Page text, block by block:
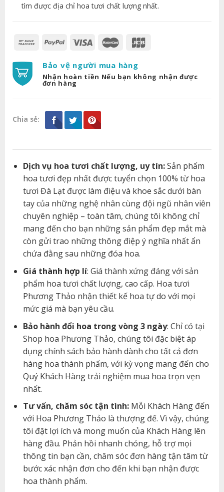
tìm được địa chỉ hoa tươi chất lượng nhất.
Bảo vệ người mua hàng
Nhận hoàn tiền Nếu bạn không nhận được
đơn hàng
Chia sẻ:
Dịch vụ hoa tươi chất lượng, uy tín:Sản phẩm
hoa tươi đẹp nhất được tuyển chọn 100% từ hoa
tươi Đà Lạt được làm điệu và khoe sắc dưới bàn
tay của những nghệ nhân cùng đội ngũ nhân viên
chuyên nghiệp – toàn tâm, chúng tôi không chỉ
mang đến cho bạn những sản phẩm đẹp mắt mà
còn gửi trao những thông điệp ý nghĩa nhất ẩn
chứa đằng sau những đóa hoa.
Giá thành hợp lí: Giá thành xứng đáng với sản
phẩm hoa tươi chất lượng, cao cấp. Hoa tươi
Phương Thảo nhận thiết kế hoa tự do với mọi
mức giá mà bạn yêu cầu.
Bảo hành đổi hoa trong vòng 3 ngày: Chỉ có tại
Shop hoa Phương Thảo, chúng tôi đặc biệt áp
dụng chính sách bảo hành dành cho tất cả đơn
hàng hoa thành phẩm, với kỳ vọng mang đến cho
Quý Khách Hàng trải nghiệm mua hoa trọn vẹn
nhất.
Tư vấn, chăm sóc tận tình:Mỗi Khách Hàng đến
với Hoa Phương Thảo là thượng đế. Vì vậy, chúng
tôi đặt lợi ích và mong muốn của Khách Hàng lên
hàng đầu. Phản hồi nhanh chóng, hỗ trợ mọi
thông tin bạn cần, chăm sóc đơn hàng tận tâm từ
bước xác nhận đơn cho đến khi bạn nhận được
hoa thành phẩm.